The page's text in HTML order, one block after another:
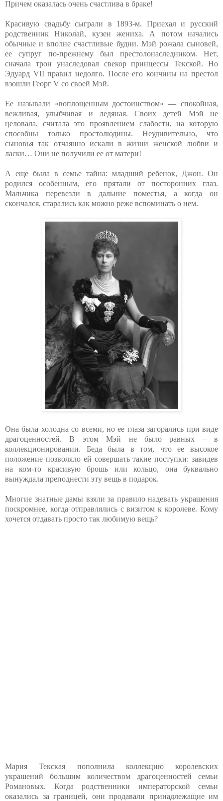
Причем оказалась очень счастлива в браке!
Красивую свадьбу сыграли в 1893-м. Приехал и русский
родственник Николай, кузен жениха. А потом начались
обычные и вполне счастливые будни. Мэй рожала сыновей,
ее супруг по-прежнему был престолонаследником. Нет,
сначала трон унаследовал свекор принцессы Текской. Но
Эдуард VII правил недолго. После его кончины на престол
взошли Георг V со своей Мэй.
Ее называли «воплощенным достоинством» — спокойная,
вежливая, улыбчивая и ледяная. Своих детей Мэй не
целовала, считала это проявлением слабости, на которую
способны только простолюдины. Неудивительно, что
сыновья так отчаянно искали в жизни женской любви и
ласки… Они не получили ее от матери!
А еще была в семье тайна: младший ребенок, Джон. Он
родился особенным, его прятали от посторонних глаз.
Мальчика перевезли в дальние поместья, а когда он
скончался, старались как можно реже вспоминать о нем.
Она была холодна со всеми, но ее глаза загорались при виде
драгоценностей. В этом Мэй не было равных – в
коллекционировании. Беда была в том, что ее высокое
положение позволяло ей совершать такие поступки: завидев
на ком-то красивую брошь или кольцо, она буквально
вынуждала преподнести эту вещь в подарок.
Многие знатные дамы взяли за правило надевать украшения
поскромнее, когда отправлялись с визитом к королеве. Кому
хочется отдавать просто так любимую вещь?
Мария Текская пополнила коллекцию королевских
украшений большим количеством драгоценностей семьи
Романовых. Когда родственники императорской семьи
оказались за границей, они продавали принадлежащие им